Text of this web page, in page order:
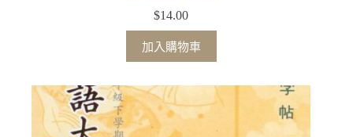
$14.00
加入購物車